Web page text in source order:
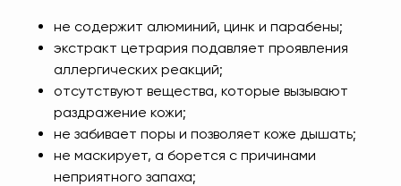
не содержит алюминий, цинк и парабены;
экстракт цетрария подавляет проявления
аллергических реакций;
отсутствуют вещества, которые вызывают
раздражение кожи;
не забивает поры и позволяет коже дышать;
не маскирует, а борется с причинами
неприятного запаха;